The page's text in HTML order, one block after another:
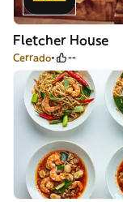
Fletcher House
Cerrado --